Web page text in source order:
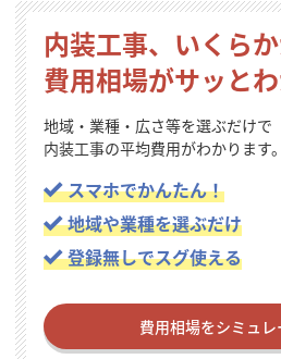
内装工事、いくら
費用相場がサッと
地域・業種・広さ等を選ぶだけで
内装工事の平均費用がわかります。
スマホでかんたん！
地域や業種を選ぶだけ
登録無しでスグ使える
費用相場をシミュレ